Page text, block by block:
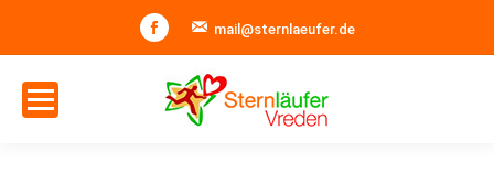
Facebookmail@sternlaeufer.de